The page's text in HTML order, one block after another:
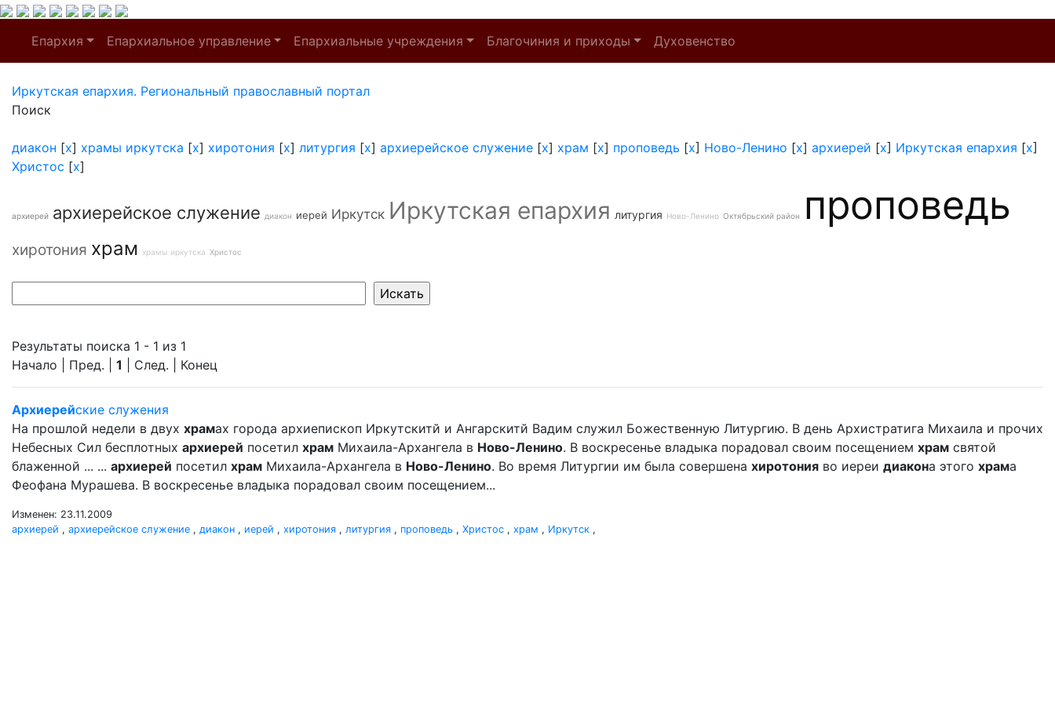
Епархия Епархиальное управление Епархиальные учреждения Благочиния и приходы Духовенство
Иркутская епархия. Региональный православный портал
Поиск
диакон [x] храмы иркутска [x] хиротония [x] литургия [x] архиерейское служение [x] храм [x] проповедь [x] Ново-Ленино [x] архиерей [x] Иркутская епархия [x]
Христос [x]
архиерей архиерейское служение диакон иерей Иркутск Иркутская епархия литургия Ново-Ленино Октябрьский район проповедь
хиротония храм храмы иркутска Христос
Результаты поиска 1 - 1 из 1
Начало | Пред. | 1 | След. | Конец
Архиерейские служения
На прошлой недели в двух храмах города архиепископ Иркутскитй и Ангарскитй Вадим служил Божественную Литургию. В день Архистратига Михаила и прочих
Небесных Сил бесплотных архиерей посетил храм Михаила-Архангела в Ново-Ленино. В воскресенье владыка порадовал своим посещением храм святой
блаженной ... ... архиерей посетил храм Михаила-Архангела в Ново-Ленино. Во время Литургии им была совершена хиротония во иереи диакона этого храма
Феофана Мурашева. В воскресенье владыка порадовал своим посещением...
Изменен: 23.11.2009
архиерей , архиерейское служение , диакон , иерей , хиротония , литургия , проповедь , Христос , храм , Иркутск ,